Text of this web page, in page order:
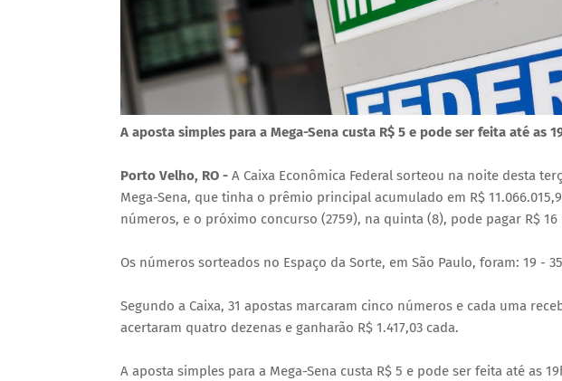
A aposta simples para a Mega-Sena custa R$ 5 e pode ser feita até as
Porto Velho, RO - A Caixa Econômica Federal sorteou na noite desta
Mega-Sena, que tinha o prêmio principal acumulado em R$
números, e o próximo concurso (2759), na quinta (8), pode pagar R$ 16
Os números sorteados no Espaço da Sorte, em São Paulo, foram: 19 -
Segundo a Caixa, 31 apostas marcaram cinco números e cada uma
acertaram quatro dezenas e ganharão R$ 1.417,03 cada.
A aposta simples para a Mega-Sena custa R$ 5 e pode ser feita até as